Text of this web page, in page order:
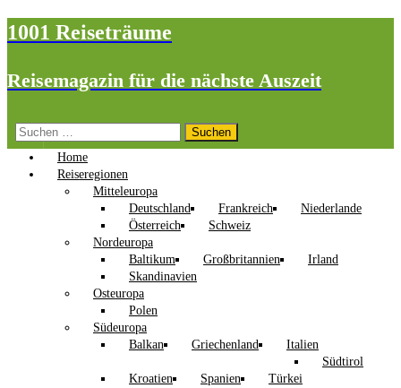
1001 Reiseträume
Reisemagazin für die nächste Auszeit
Suchen
nach:
Home
Reiseregionen
Mitteleuropa
Deutschland
Frankreich
Niederlande
Österreich
Schweiz
Nordeuropa
Baltikum
Großbritannien
Irland
Skandinavien
Osteuropa
Polen
Südeuropa
Balkan
Griechenland
Italien
Südtirol
Kroatien
Spanien
Türkei